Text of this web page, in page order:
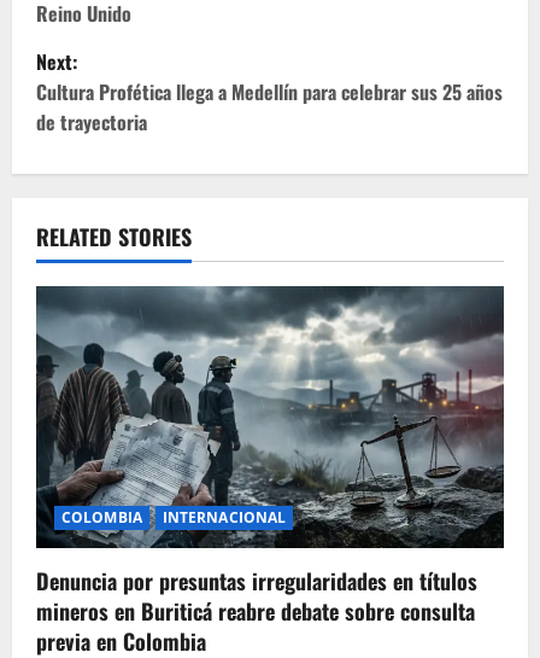
s
t
n
v
i
g
a
t
i
o
n
Reino Unido
Next:
Cultura Profética llega a Medellín para celebrar sus 25 años
de trayectoria
RELATED STORIES
COLOMBIA INTERNACIONAL
Denuncia por presuntas irregularidades en títulos
mineros en Buriticá reabre debate sobre consulta
previa en Colombia